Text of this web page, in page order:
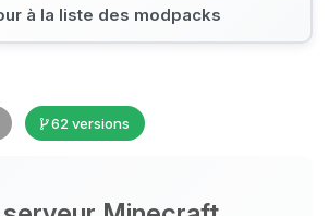
à la liste des modpacks
62 versions